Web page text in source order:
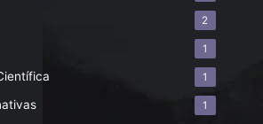
2
1
1
1